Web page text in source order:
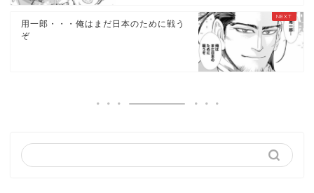
用一郎・・・俺はまだ日本のために戦う
ぞ